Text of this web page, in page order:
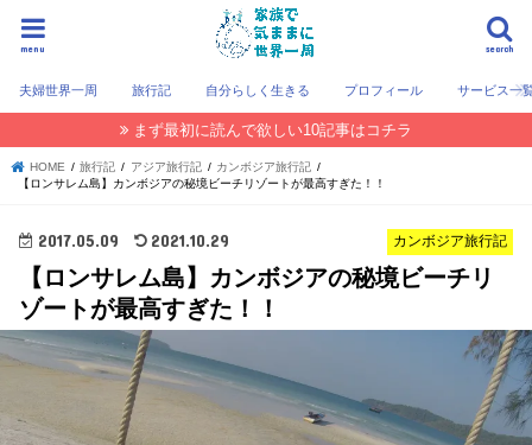
search
menu
夫婦世界一周 旅行記 自分らしく生きる プロフィール サービス一
まず最初に読んで欲しい10記事はコチラ
HOME 旅行記 アジア旅行記
カンボジア旅行記
【ロンサレム島】カンボジアの秘境ビーチリゾートが最高すぎた！！
カンボジア旅行記
2017.05.09 2021.10.29
【ロンサレム島】カンボジアの秘境ビーチリ
ゾートが最高すぎた！！